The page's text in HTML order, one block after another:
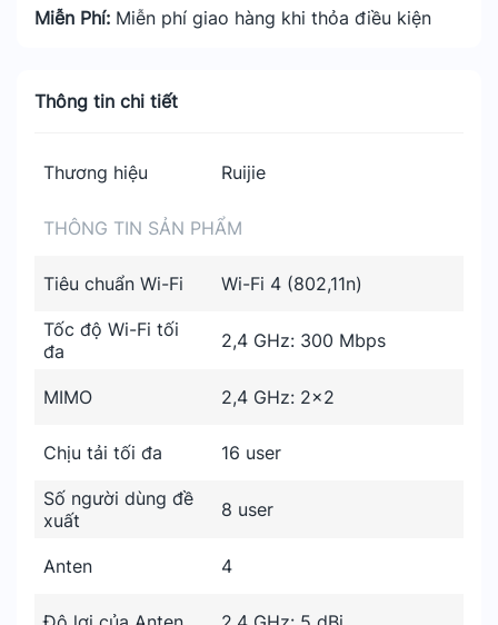
Miễn Phí: Miễn phí giao hàng khi thỏa điều kiện
Thông tin chi tiết
Thương hiệu Ruijie
THÔNG TIN SẢN PHẨM
Tiêu chuẩn Wi-Fi Wi-Fi 4 (802,11n)
Tốc độ Wi-Fi tối
đa
2,4 GHz: 300 Mbps
MIMO 2,4 GHz: 2×2
Chịu tải tối đa 16 user
Số người dùng đề
xuất
8 user
Anten 4